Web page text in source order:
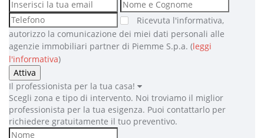
Ricevuta l'informativa,
autorizzo la comunicazione dei miei dati personali alle
agenzie immobiliari partner di Piemme S.p.a. (leggi
l'informativa)
Attiva
Il professionista per la tua casa!
Scegli zona e tipo di intervento. Noi troviamo il miglior
professionista per la tua esigenza. Puoi contattarlo per
richiedere gratuitamente il tuo preventivo.